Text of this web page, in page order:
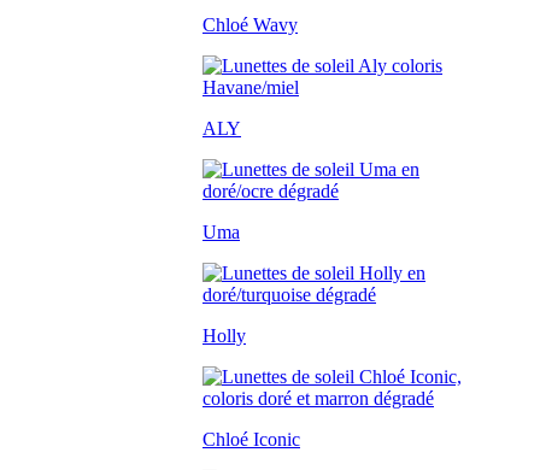
Chloé Wavy
ALY
Uma
Holly
Chloé Iconic